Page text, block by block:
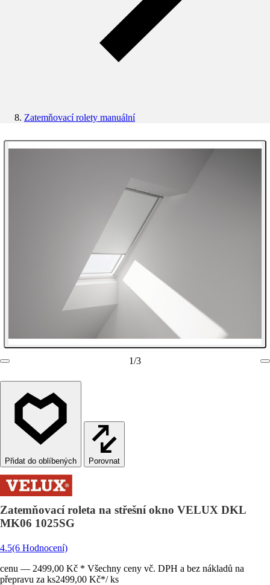
Zatemňovací rolety manuální
1/3
Porovnat
Zatemňovací roleta na střešní okno VELUX DKL
MK06 1025SG
4.5(6 Hodnocení)
cenu — 2499,00 Kč * Všechny ceny vč. DPH a bez nákladů na
přepravu za ks2499,00 Kč*/ ks